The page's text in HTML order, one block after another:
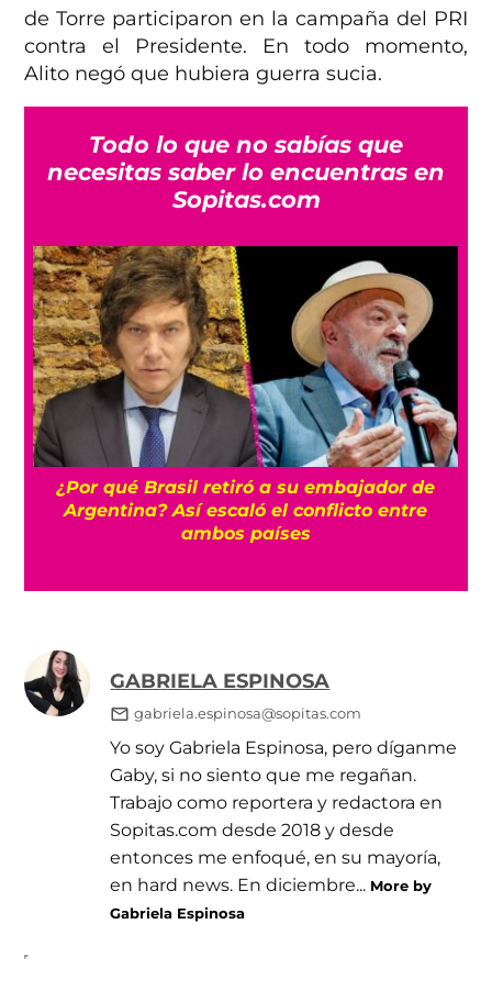
de Torre participaron en la campaña del PRI
contra el Presidente. En todo momento,
Alito negó que hubiera guerra sucia.
Todo lo que no sabías que
necesitas saber lo encuentras en
Sopitas.com
¿Por qué Brasil retiró a su embajador de
Argentina? Así escaló el conflicto entre
ambos países
GABRIELA ESPINOSA
gabriela.espinosa@sopitas.com
Yo soy Gabriela Espinosa, pero díganme
Gaby, si no siento que me regañan.
Trabajo como reportera y redactora en
Sopitas.com desde 2018 y desde
entonces me enfoqué, en su mayoría,
en hard news. En diciembre... More by
Gabriela Espinosa